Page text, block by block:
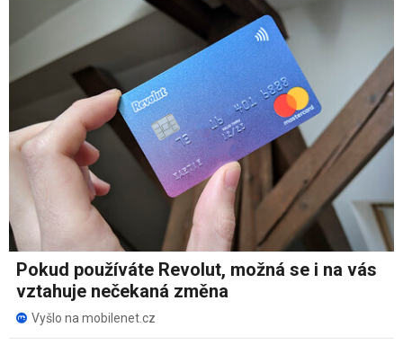
Pokud používáte Revolut, možná se i na vás
vztahuje nečekaná změna
Vyšlo na mobilenet.cz